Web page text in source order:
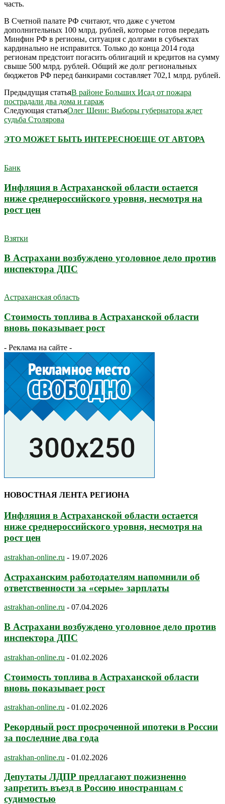
часть.
В Счетной палате РФ считают, что даже с учетом
дополнительных 100 млрд. рублей, которые готов передать
Минфин РФ в регионы, ситуация с долгами в субъектах
кардинально не исправится. Только до конца 2014 года
регионам предстоит погасить облигаций и кредитов на сумму
свыше 500 млрд. рублей. Общий же долг региональных
бюджетов РФ перед банкирами составляет 702,1 млрд. рублей.
Предыдущая статьяВ районе Больших Исад от пожара
пострадали два дома и гараж
Следующая статьяОлег Шеин: Выборы губернатора ждет
судьба Столярова
ЭТО МОЖЕТ БЫТЬ ИНТЕРЕСНОЕЩЕ ОТ АВТОРА
Банк
Инфляция в Астраханской области остается
ниже среднероссийского уровня, несмотря на
рост цен
Взятки
В Астрахани возбуждено уголовное дело против
инспектора ДПС
Астраханская область
Стоимость топлива в Астраханской области
вновь показывает рост
- Реклама на сайте -
НОВОСТНАЯ ЛЕНТА РЕГИОНА
Инфляция в Астраханской области остается
ниже среднероссийского уровня, несмотря на
рост цен
astrakhan-online.ru - 19.07.2026
Астраханским работодателям напомнили об
ответственности за «серые» зарплаты
astrakhan-online.ru - 07.04.2026
В Астрахани возбуждено уголовное дело против
инспектора ДПС
astrakhan-online.ru - 01.02.2026
Стоимость топлива в Астраханской области
вновь показывает рост
astrakhan-online.ru - 01.02.2026
Рекордный рост просроченной ипотеки в России
за последние два года
astrakhan-online.ru - 01.02.2026
Депутаты ЛДПР предлагают пожизненно
запретить въезд в Россию иностранцам с
судимостью